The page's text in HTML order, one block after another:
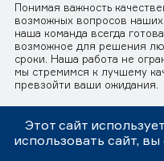
Понимая важность
возможных вопросов
наша команда всегда
возможное для решения
сроки. Наша работа не
мы стремимся к лучшему
превзойти ваши ожидания.
Этот сайт
использовать сайт,